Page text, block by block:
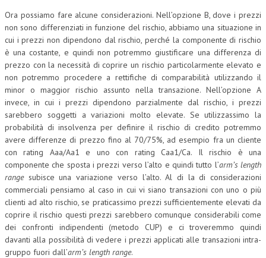
Ora possiamo fare alcune considerazioni. Nell’opzione B, dove i prezzi
non sono differenziati in funzione del rischio, abbiamo una situazione in
cui i prezzi non dipendono dal rischio, perché la componente di rischio
è una costante, e quindi non potremmo giustificare una differenza di
prezzo con la necessità di coprire un rischio particolarmente elevato e
non potremmo procedere a rettifiche di comparabilità utilizzando il
minor o maggior rischio assunto nella transazione. Nell’opzione A
invece, in cui i prezzi dipendono parzialmente dal rischio, i prezzi
sarebbero soggetti a variazioni molto elevate. Se utilizzassimo la
probabilità di insolvenza per definire il rischio di credito potremmo
avere differenze di prezzo fino al 70/75%, ad esempio fra un cliente
con rating Aaa/Aa1 e uno con rating Caa1/Ca. Il rischio è una
componente che sposta i prezzi verso l’alto e quindi tutto l’arm’s length
range subisce una variazione verso l’alto. Al di la di considerazioni
commerciali pensiamo al caso in cui vi siano transazioni con uno o più
clienti ad alto rischio, se praticassimo prezzi sufficientemente elevati da
coprire il rischio questi prezzi sarebbero comunque considerabili come
dei confronti indipendenti (metodo CUP) e ci troveremmo quindi
davanti alla possibilità di vedere i prezzi applicati alle transazioni intra-
gruppo fuori dall’arm’s length range.